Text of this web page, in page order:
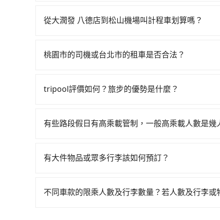
票價160元，再用15分鐘出站、等待車站前排班
約包車，不僅每人至少額外負擔40元車資，而且
提供甲地乙還的iRent應該適合你。註冊完iRent
本的車型，如Toyota Yaris、Prius C、Vios這類
戶卻遲遲尚未歸還，又或者要還車時卻偏偏找不
從大潤發 八德店到松山機場叫計程車划算嗎？
到車，也可考慮打電話至附近的計程車隊，如永
桃園市的司機或台北市的租車是否合法？
警察臨檢並趕下車，出意外後保險公司更是不會
好辨別叫的車是否合法，就看車牌的開頭，只要不
tripool評價如何？旅步的優勢是什麼？
外，tripool司機專業的駕駛和親切服務態度也獲
有些路段假日有高乘載管制，一般高乘載人數是幾
種車輛可以通行：(一) 乘載3人(含駕駛和小孩)以
有大件物品或眾多行李該如何預訂？
板、床墊、折疊單車、家電等，在乘客人數不多
不同車款的限乘人數及行李數量？若人數及行李或